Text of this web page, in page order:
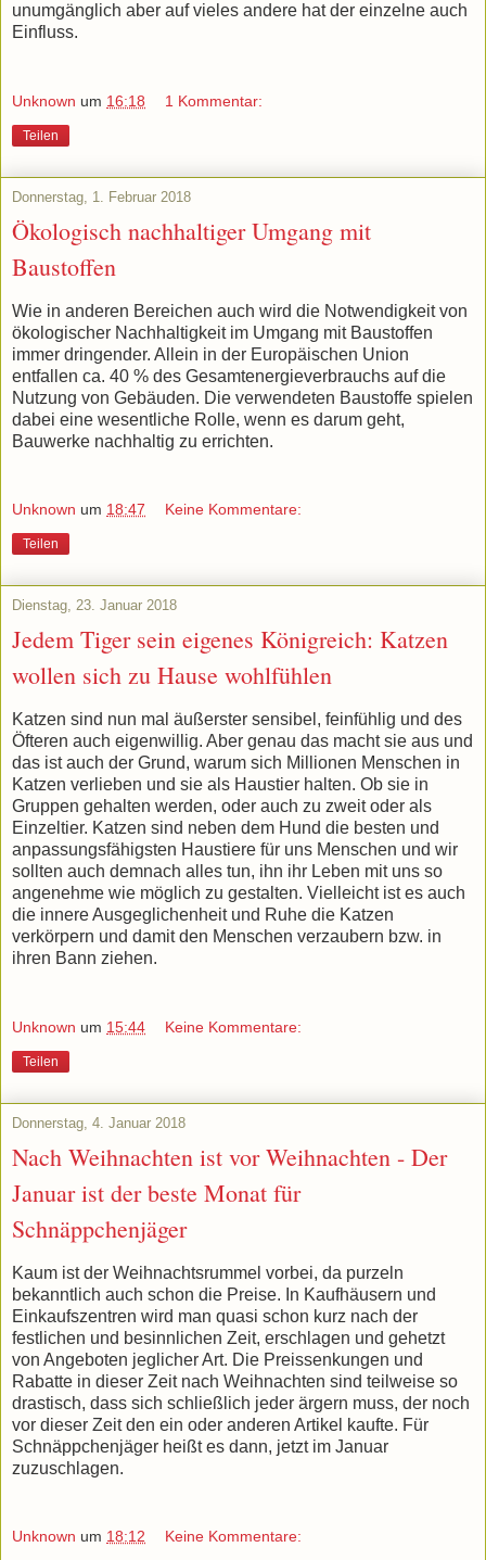
unumgänglich aber auf vieles andere hat der einzelne auch
Einfluss.
Unknown um 16:18 1 Kommentar:
Teilen
Donnerstag, 1. Februar 2018
Ökologisch nachhaltiger Umgang mit
Baustoffen
Wie in anderen Bereichen auch wird die Notwendigkeit von
ökologischer Nachhaltigkeit im Umgang mit Baustoffen
immer dringender. Allein in der Europäischen Union
entfallen ca. 40 % des Gesamtenergieverbrauchs auf die
Nutzung von Gebäuden. Die verwendeten Baustoffe spielen
dabei eine wesentliche Rolle, wenn es darum geht,
Bauwerke nachhaltig zu errichten.
Unknown um 18:47 Keine Kommentare:
Teilen
Dienstag, 23. Januar 2018
Jedem Tiger sein eigenes Königreich: Katzen
wollen sich zu Hause wohlfühlen
Katzen sind nun mal äußerster sensibel, feinfühlig und des
Öfteren auch eigenwillig. Aber genau das macht sie aus und
das ist auch der Grund, warum sich Millionen Menschen in
Katzen verlieben und sie als Haustier halten. Ob sie in
Gruppen gehalten werden, oder auch zu zweit oder als
Einzeltier. Katzen sind neben dem Hund die besten und
anpassungsfähigsten Haustiere für uns Menschen und wir
sollten auch demnach alles tun, ihn ihr Leben mit uns so
angenehme wie möglich zu gestalten. Vielleicht ist es auch
die innere Ausgeglichenheit und Ruhe die Katzen
verkörpern und damit den Menschen verzaubern bzw. in
ihren Bann ziehen.
Unknown um 15:44 Keine Kommentare:
Teilen
Donnerstag, 4. Januar 2018
Nach Weihnachten ist vor Weihnachten - Der
Januar ist der beste Monat für
Schnäppchenjäger
Kaum ist der Weihnachtsrummel vorbei, da purzeln
bekanntlich auch schon die Preise. In Kaufhäusern und
Einkaufszentren wird man quasi schon kurz nach der
festlichen und besinnlichen Zeit, erschlagen und gehetzt
von Angeboten jeglicher Art. Die Preissenkungen und
Rabatte in dieser Zeit nach Weihnachten sind teilweise so
drastisch, dass sich schließlich jeder ärgern muss, der noch
vor dieser Zeit den ein oder anderen Artikel kaufte. Für
Schnäppchenjäger heißt es dann, jetzt im Januar
zuzuschlagen.
Unknown um 18:12 Keine Kommentare: